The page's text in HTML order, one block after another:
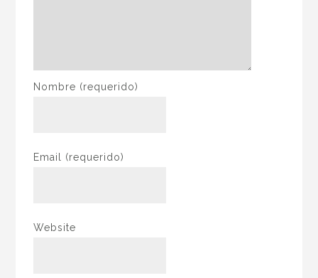
Nombre (requerido)
Email (requerido)
Website